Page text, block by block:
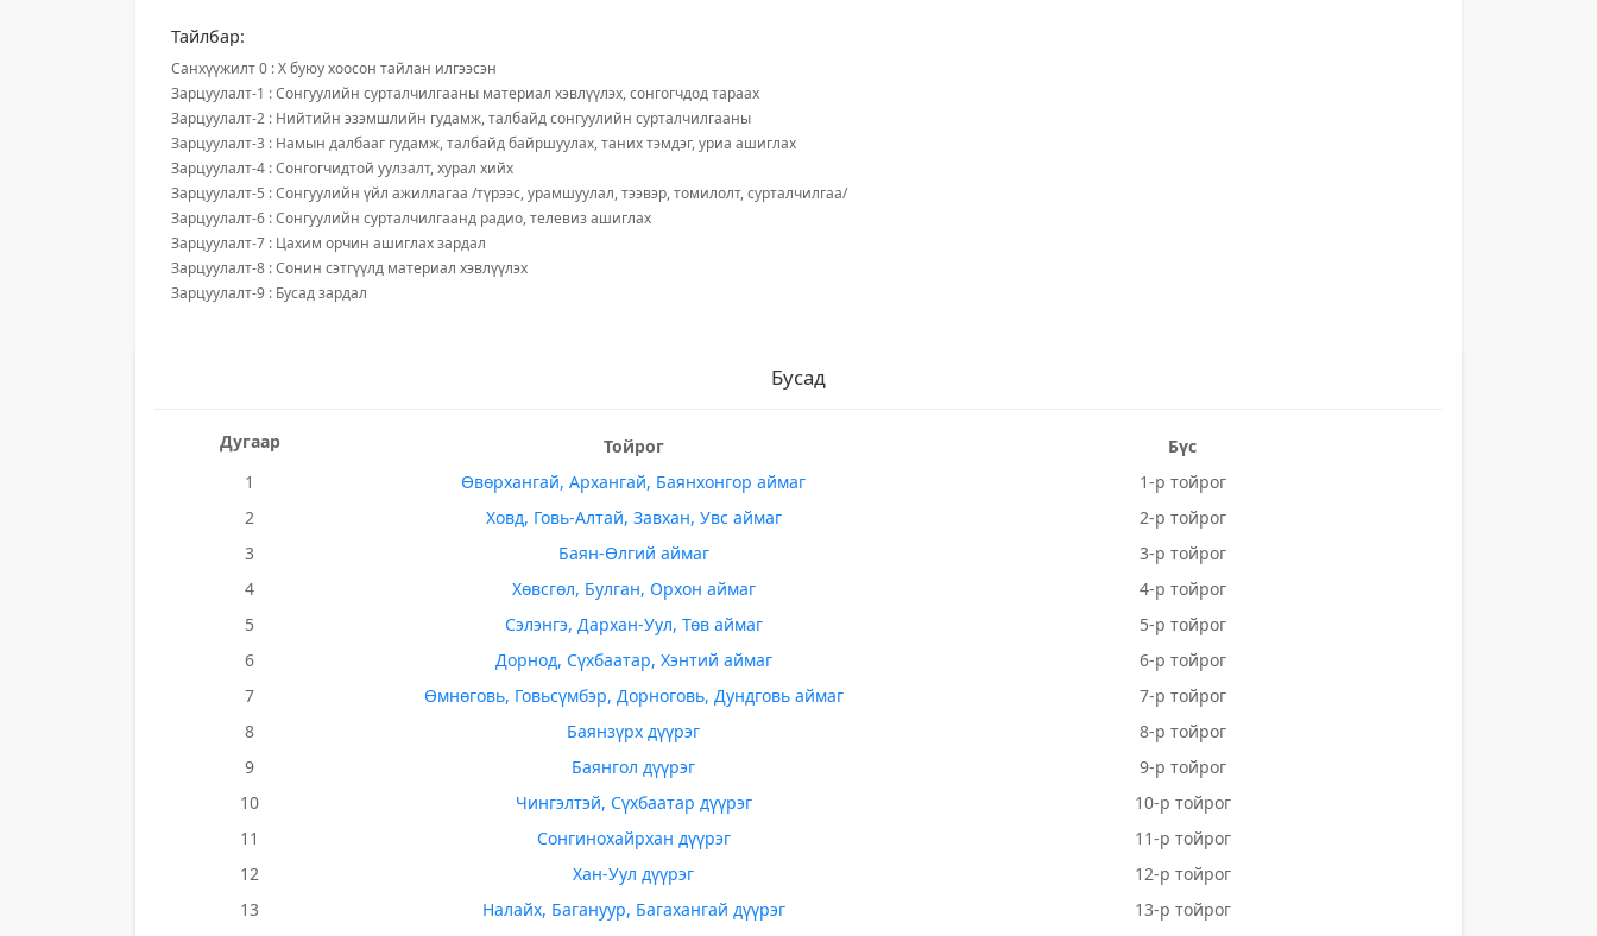
Тайлбар:
Санхүүжилт 0 : X буюу хоосон тайлан илгээсэн
Зарцуулалт-1 : Сонгуулийн сурталчилгааны материал хэвлүүлэх, сонгогчдод тараах
Зарцуулалт-2 : Нийтийн эзэмшлийн гудамж, талбайд сонгуулийн сурталчилгааны
Зарцуулалт-3 : Намын далбааг гудамж, талбайд байршуулах, таних тэмдэг, уриа ашиглах
Зарцуулалт-4 : Сонгогчидтой уулзалт, хурал хийх
Зарцуулалт-5 : Сонгуулийн үйл ажиллагаа /түрээс, урамшуулал, тээвэр, томилолт, сурталчилгаа/
Зарцуулалт-6 : Сонгуулийн сурталчилгаанд радио, телевиз ашиглах
Зарцуулалт-7 : Цахим орчин ашиглах зардал
Зарцуулалт-8 : Сонин сэтгүүлд материал хэвлүүлэх
Зарцуулалт-9 : Бусад зардал
Бусад
Дугаар Тойрог
Бүс
1
Өвөрхангай, Архангай, Баянхонгор аймаг
1-р тойрог
2
Ховд, Говь-Алтай, Завхан, Увс аймаг
2-р тойрог
3
Баян-Өлгий аймаг
3-р тойрог
4
Хөвсгөл, Булган, Орхон аймаг
4-р тойрог
5
Сэлэнгэ, Дархан-Уул, Төв аймаг
5-р тойрог
6
Дорнод, Сүхбаатар, Хэнтий аймаг
6-р тойрог
7
Өмнөговь, Говьсүмбэр, Дорноговь, Дундговь аймаг
7-р тойрог
8
Баянзүрх дүүрэг
8-р тойрог
9
Баянгол дүүрэг
9-р тойрог
10
Чингэлтэй, Сүхбаатар дүүрэг
10-р тойрог
11
Сонгинохайрхан дүүрэг
11-р тойрог
12
Хан-Уул дүүрэг
12-р тойрог
13
Налайх, Багануур, Багахангай дүүрэг 13-р тойрог